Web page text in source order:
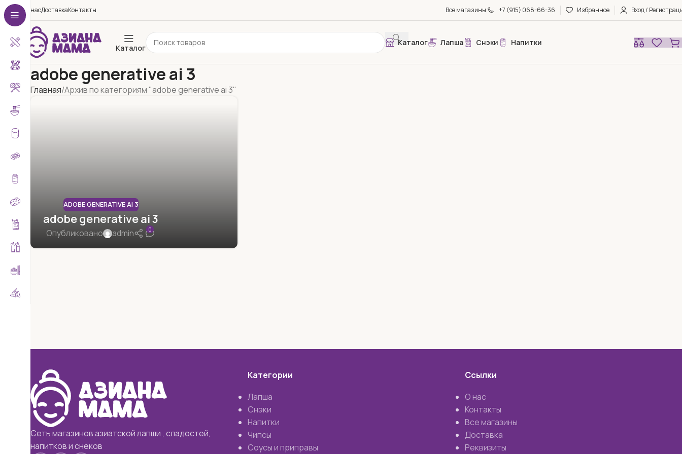
О насДоставкаКонтакты Все магазины +7 (915) 068-66-36 Избранное Вход /
Каталог
Каталог Лапша Снэки Напитки
adobe generative ai 3
Главная Архив по категориям "adobe generative ai 3"
ADOBE GENERATIVE AI 3
adobe generative ai 3
Опубликовано admin 0
Сеть магазинов азиатской лапши , сладостей,
напитков и снеков
Категории
Лапша
Снэки
Напитки
Чипсы
Соусы и приправы
Ссылки
О нас
Контакты
Все магазины
Доставка
Реквизиты